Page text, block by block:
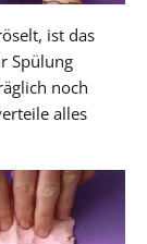
ist das
Spülung
noch
alles